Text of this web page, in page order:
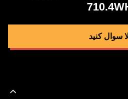
سوال کنيد